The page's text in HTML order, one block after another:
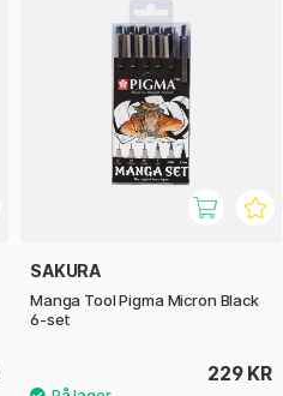
SAKURA
Manga Tool Pigma Micron Black
6-set
229 KR